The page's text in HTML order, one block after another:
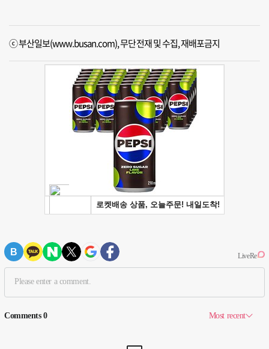
ⓒ 부산일보(www.busan.com), 무단전재 및 수집, 재배포금지